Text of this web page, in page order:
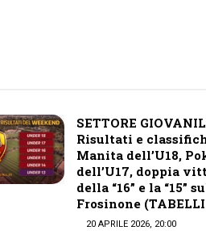
SETTORE
Risultati e
Manita dell’U18,
dell’U17, doppia
della “16” e la “15”
Frosinone
20 APRILE 2026, 20:00